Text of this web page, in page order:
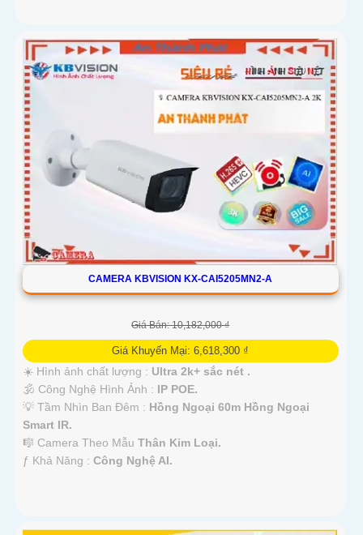
CAMERA KBVISION KX-CAI5205MN2-A
Giá Bán: 10,182,000 ₫
Giá Khuyến Mại: 6,618,300 ₫
☀️ Hình ảnh chất lượng : Ultra 2k+ sắc nét .
🕉️ Công Nghệ Hình Ảnh : IP POE.
💡 Tầm Nhìn Ban Đêm : Hồng Ngoại 60m Hồng Ngoại
Smart IR.
🎼️ Camera Theo Mẫu Thân Kim Loại.
️ƒ Khả Năng : Công Nghệ AI.